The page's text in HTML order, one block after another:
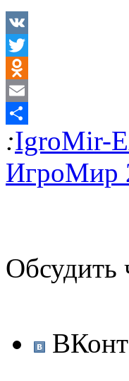
VK
Twitter
Odnoklassniki
Email
Отправить
:IgroMir-
ИгроМир
Обсудить